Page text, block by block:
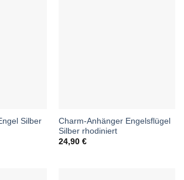
Silber
Charm-Anhänger Engelsflügel
Silber rhodiniert
24,90 €